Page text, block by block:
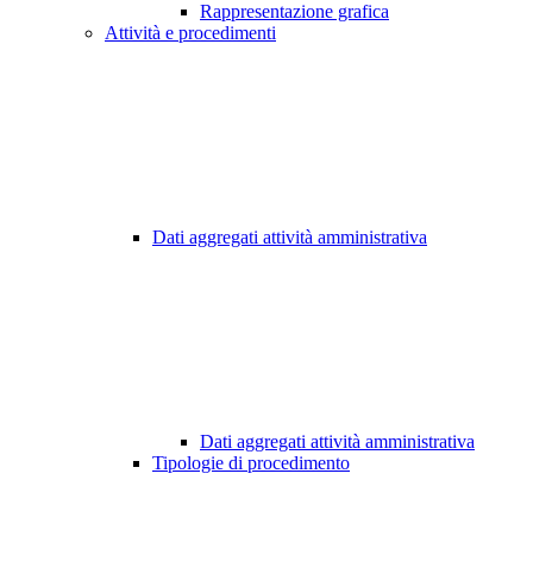
Rappresentazione grafica
Attività e procedimenti
Dati aggregati attività amministrativa
Dati aggregati attività amministrativa
Tipologie di procedimento